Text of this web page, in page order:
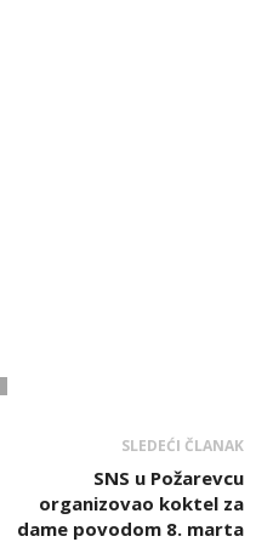
SLEDEĆI ČLANAK
SNS u Požarevcu
organizovao koktel za
dame povodom 8. marta